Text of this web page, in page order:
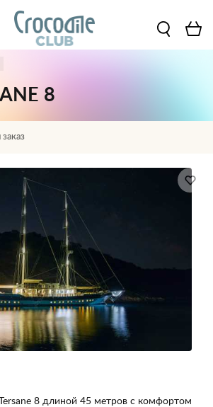
8
8 длиной 45 метров с комфортом